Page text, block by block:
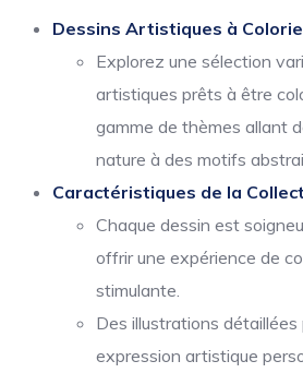
Dessins Artistiques à
Explorez une sélection
artistiques prêts à être
gamme de thèmes allant
nature à des motifs
Caractéristiques de la
Chaque dessin est
offrir une expérience de
stimulante.
Des illustrations
expression artistique